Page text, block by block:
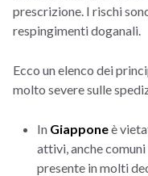
prescrizione. I rischi
respingimenti doganali.
Ecco un elenco dei
molto severe sulle
In Giapponeè
attivi, anche comuni
presente in molti